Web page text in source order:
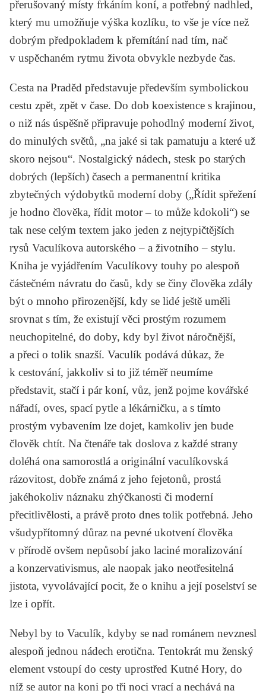
přerušovaný místy frkáním koní, a potřebný nadhled,
který mu umožňuje výška kozlíku, to vše je více než
dobrým předpokladem k přemítání nad tím, nač
v uspěchaném rytmu života obvykle nezbyde čas.
Cesta na Praděd představuje především symbolickou
cestu zpět, zpět v čase. Do dob koexistence s krajinou,
o niž nás úspěšně připravuje pohodlný moderní život,
do minulých světů, „na jaké si tak pamatuju a které už
skoro nejsou“. Nostalgický nádech, stesk po starých
dobrých (lepších) časech a permanentní kritika
zbytečných výdobytků moderní doby („Řídit spřežení
je hodno člověka, řídit motor – to může kdokoli“) se
tak nese celým textem jako jeden z nejtypičtějších
rysů Vaculíkova autorského – a životního – stylu.
Kniha je vyjádřením Vaculíkovy touhy po alespoň
částečném návratu do časů, kdy se činy člověka zdály
být o mnoho přirozenější, kdy se lidé ještě uměli
srovnat s tím, že existují věci prostým rozumem
neuchopitelné, do doby, kdy byl život náročnější,
a přeci o tolik snazší. Vaculík podává důkaz, že
k cestování, jakkoliv si to již téměř neumíme
představit, stačí i pár koní, vůz, jenž pojme kovářské
nářadí, oves, spací pytle a lékárničku, a s tímto
prostým vybavením lze dojet, kamkoliv jen bude
člověk chtít. Na čtenáře tak doslova z každé strany
doléhá ona samorostlá a originální vaculíkovská
rázovitost, dobře známá z jeho fejetonů, prostá
jakéhokoliv náznaku zhýčkanosti či moderní
přecitlivělosti, a právě proto dnes tolik potřebná. Jeho
všudypřítomný důraz na pevné ukotvení člověka
v přírodě ovšem nepůsobí jako laciné moralizování
a konzervativismus, ale naopak jako neotřesitelná
jistota, vyvolávající pocit, že o knihu a její poselství se
lze i opřít.
Nebyl by to Vaculík, kdyby se nad románem nevznesl
alespoň jednou nádech erotična. Tentokrát mu ženský
element vstoupí do cesty uprostřed Kutné Hory, do
níž se autor na koni po tři noci vrací a nechává na